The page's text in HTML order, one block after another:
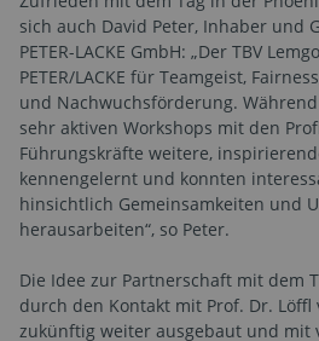
sich auch David Peter, Inhaber und
PETER-LACKE GmbH: „Der TBV
PETER/LACKE für Teamgeist,
und Nachwuchsförderung.
sehr aktiven Workshops mit den
Führungskräfte weitere,
kennengelernt und konnten
hinsichtlich Gemeinsamkeiten und
herausarbeiten“, so Peter.
Die Idee zur Partnerschaft mit dem
durch den Kontakt mit Prof. Dr. Löffl
zukünftig weiter ausgebaut und mit